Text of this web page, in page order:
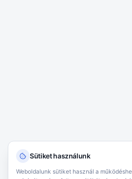
Sütiket használunk
Weboldalunk sütiket használ a